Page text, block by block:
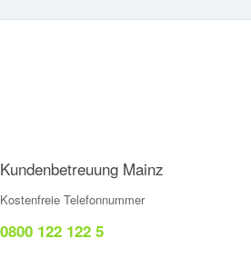
Kundenbetreuung Mainz
Kostenfreie Telefonnummer
0800 122 122 5